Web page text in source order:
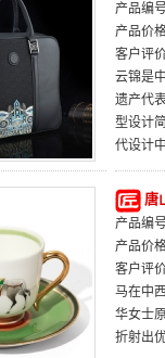
产品编
产品价
客户评
云锦是
遗产代
型设计
代设计
唐
产品编
产品价
客户评
马在中
华女士
折射出